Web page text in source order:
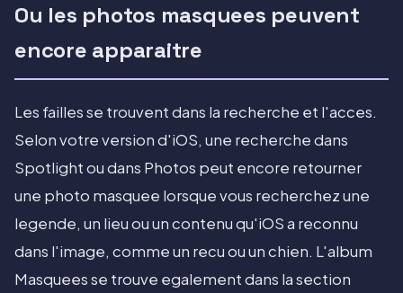
Ou les photos masquees peuvent
encore apparaitre
Les failles se trouvent dans la recherche et l'acces.
Selon votre version d'iOS, une recherche dans
Spotlight ou dans Photos peut encore retourner
une photo masquee lorsque vous recherchez une
legende, un lieu ou un contenu qu'iOS a reconnu
dans l'image, comme un recu ou un chien. L'album
Masquees se trouve egalement dans la section